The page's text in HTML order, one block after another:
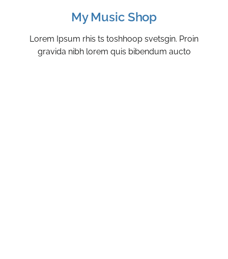
My Music Shop
Lorem Ipsum rhis ts toshhoop svetsgin. Proin
gravida nibh lorem quis bibendum aucto